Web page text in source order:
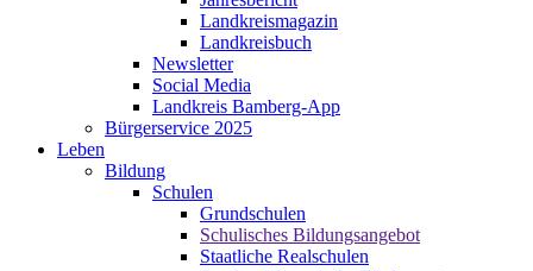
Landkreismagazin
Landkreisbuch
Newsletter
Social Media
Landkreis Bamberg-App
Bürgerservice 2025
Leben
Bildung
Schulen
Grundschulen
Schulisches Bildungsangebot
Staatliche Realschulen